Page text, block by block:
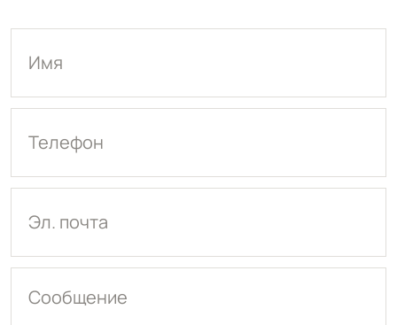
Имя
Телефон
Эл. почта
Сообщение